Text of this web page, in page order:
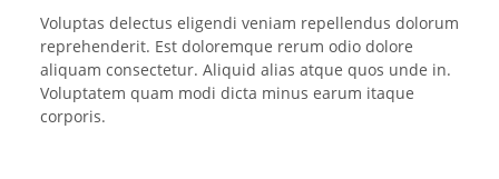
Voluptas delectus eligendi veniam repellendus dolorum
reprehenderit. Est doloremque rerum odio dolore
aliquam consectetur. Aliquid alias atque quos unde in.
Voluptatem quam modi dicta minus earum itaque
corporis.